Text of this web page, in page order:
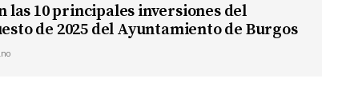
las 10 principales inversiones del
de 2025 del Ayuntamiento de Burgos